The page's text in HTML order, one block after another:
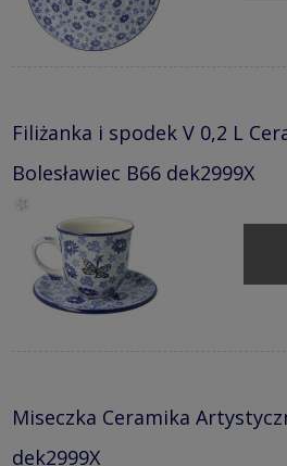
Filiżanka i spodek V 0,2 L
Bolesławiec B66 dek2999X
Miseczka Ceramika
dek2999X